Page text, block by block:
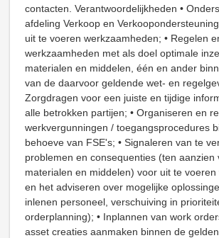
contacten. Verantwoordelijkheden •
afdeling Verkoop en
uit te voeren werkzaamheden; • Regelen
werkzaamheden met als doel optimale
materialen en middelen, één en ander
van de daarvoor geldende wet- en
Zorgdragen voor een juiste en tijdige
alle betrokken partijen; • Organiseren en
werkvergunningen / toegangsprocedures
behoeve van FSE's; • Signaleren van te
problemen en consequenties (ten aanzien
materialen en middelen) voor uit te
en het adviseren over mogelijke
inlenen personeel, verschuiving in
orderplanning); • Inplannen van work
asset creaties aanmaken binnen de